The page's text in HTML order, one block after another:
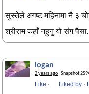
सुस्तेले अगष्ट महिनामा नै ३
श्रीराम कहाँ नहुनु यो संग
logan
2 years ago· Snapshot
Like · Liked by ·